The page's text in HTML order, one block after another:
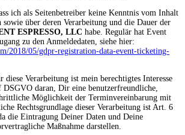
ich als Seitenbetreiber keine Kenntnis vom Inhalt
über deren Verarbeitung und die Dauer der
ESPRESSO, LLC habe. Regulär hat Event
zu den Anmeldedaten, siehe hier:
2018/05/gdpr-registration-data-event-ticketing-
diese Verarbeitung ist mein berechtigtes Interesse
daran, Dir eine benutzerfreundliche,
Möglichkeit der Terminvereinbarung mit
Rechtsgrundlage dieser Verarbeitung ist Art. 6
die Eintragung Deiner Daten und Deine
Maßnahme darstellen.